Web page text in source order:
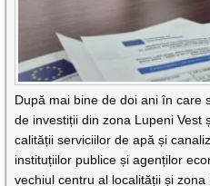
După mai bine de doi ani în care
de investiții din zona Lupeni
calității serviciilor de apă și
instituțiilor publice și agenților
vechiul centru al localității și